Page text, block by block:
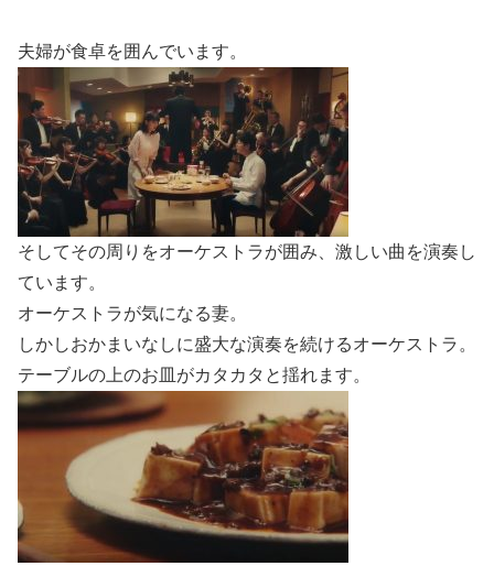
夫婦が食卓を囲んでいます。
そしてその周りをオーケストラが囲み、激しい曲を演奏し
ています。
オーケストラが気になる妻。
しかしおかまいなしに盛大な演奏を続けるオーケストラ。
テーブルの上のお皿がカタカタと揺れます。